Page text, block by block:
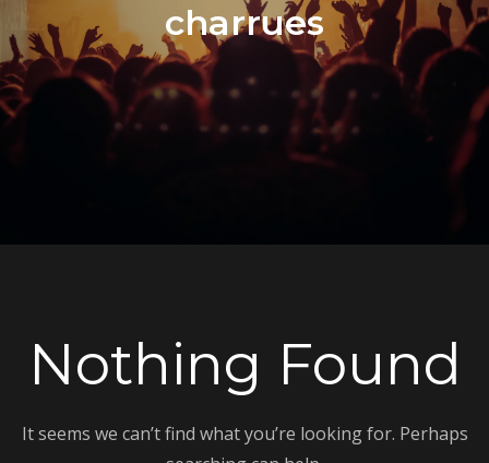
charrues
Nothing Found
It seems we can’t find what you’re looking for. Perhaps